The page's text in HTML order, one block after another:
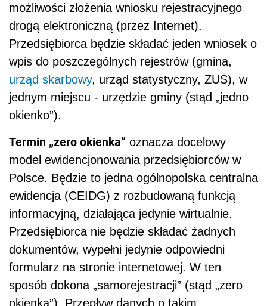
możliwości złożenia wniosku rejestracyjnego
drogą elektroniczną (przez Internet).
Przedsiębiorca będzie składać jeden wniosek o
wpis do poszczególnych rejestrów (gmina,
urząd skarbowy, urząd statystyczny, ZUS), w
jednym miejscu - urzędzie gminy (stąd „jedno
okienko”).
Termin „zero okienka” oznacza docelowy
model ewidencjonowania przedsiębiorców w
Polsce. Będzie to jedna ogólnopolska centralna
ewidencja (CEIDG) z rozbudowaną funkcją
informacyjną, działająca jedynie wirtualnie.
Przedsiębiorca nie będzie składać żadnych
dokumentów, wypełni jedynie odpowiedni
formularz na stronie internetowej. W ten
sposób dokona „samorejestracji” (stąd „zero
okienka”). Przepływ danych o takim